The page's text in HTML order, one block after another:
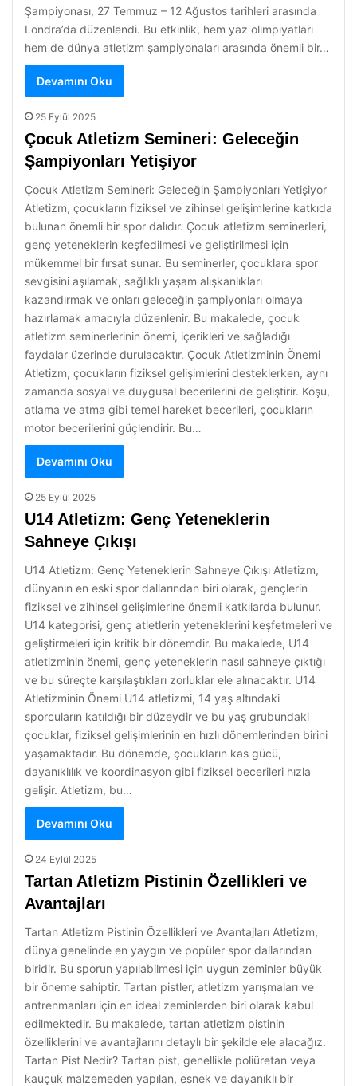
Şampiyonası, 27 Temmuz – 12 Ağustos tarihleri arasında
Londra’da düzenlendi. Bu etkinlik, hem yaz olimpiyatları
hem de dünya atletizm şampiyonaları arasında önemli bir…
Devamını Oku
25 Eylül 2025
Çocuk Atletizm Semineri: Geleceğin
Şampiyonları Yetişiyor
Çocuk Atletizm Semineri: Geleceğin Şampiyonları Yetişiyor
Atletizm, çocukların fiziksel ve zihinsel gelişimlerine katkıda
bulunan önemli bir spor dalıdır. Çocuk atletizm seminerleri,
genç yeteneklerin keşfedilmesi ve geliştirilmesi için
mükemmel bir fırsat sunar. Bu seminerler, çocuklara spor
sevgisini aşılamak, sağlıklı yaşam alışkanlıkları
kazandırmak ve onları geleceğin şampiyonları olmaya
hazırlamak amacıyla düzenlenir. Bu makalede, çocuk
atletizm seminerlerinin önemi, içerikleri ve sağladığı
faydalar üzerinde durulacaktır. Çocuk Atletizminin Önemi
Atletizm, çocukların fiziksel gelişimlerini desteklerken, aynı
zamanda sosyal ve duygusal becerilerini de geliştirir. Koşu,
atlama ve atma gibi temel hareket becerileri, çocukların
motor becerilerini güçlendirir. Bu…
Devamını Oku
25 Eylül 2025
U14 Atletizm: Genç Yeteneklerin
Sahneye Çıkışı
U14 Atletizm: Genç Yeteneklerin Sahneye Çıkışı Atletizm,
dünyanın en eski spor dallarından biri olarak, gençlerin
fiziksel ve zihinsel gelişimlerine önemli katkılarda bulunur.
U14 kategorisi, genç atletlerin yeteneklerini keşfetmeleri ve
geliştirmeleri için kritik bir dönemdir. Bu makalede, U14
atletizminin önemi, genç yeteneklerin nasıl sahneye çıktığı
ve bu süreçte karşılaştıkları zorluklar ele alınacaktır. U14
Atletizminin Önemi U14 atletizmi, 14 yaş altındaki
sporcuların katıldığı bir düzeydir ve bu yaş grubundaki
çocuklar, fiziksel gelişimlerinin en hızlı dönemlerinden birini
yaşamaktadır. Bu dönemde, çocukların kas gücü,
dayanıklılık ve koordinasyon gibi fiziksel becerileri hızla
gelişir. Atletizm, bu…
Devamını Oku
24 Eylül 2025
Tartan Atletizm Pistinin Özellikleri ve
Avantajları
Tartan Atletizm Pistinin Özellikleri ve Avantajları Atletizm,
dünya genelinde en yaygın ve popüler spor dallarından
biridir. Bu sporun yapılabilmesi için uygun zeminler büyük
bir öneme sahiptir. Tartan pistler, atletizm yarışmaları ve
antrenmanları için en ideal zeminlerden biri olarak kabul
edilmektedir. Bu makalede, tartan atletizm pistinin
özelliklerini ve avantajlarını detaylı bir şekilde ele alacağız.
Tartan Pist Nedir? Tartan pist, genellikle poliüretan veya
kauçuk malzemeden yapılan, esnek ve dayanıklı bir